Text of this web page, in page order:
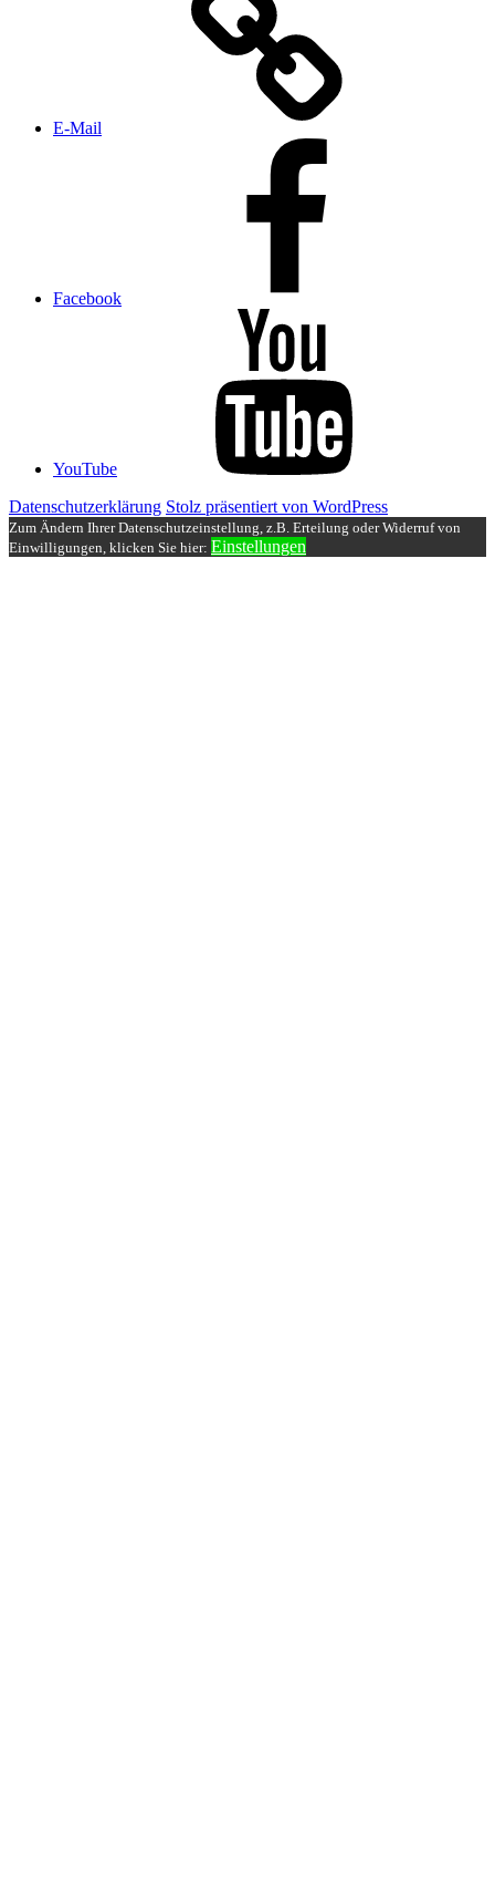
E‑Mail
Facebook
YouTube
Datenschutzerklärung Stolz präsentiert von WordPress
Zum Ändern Ihrer Datenschutzeinstellung, z.B. Erteilung oder Widerruf von
Einwilligungen, klicken Sie hier: Einstellungen